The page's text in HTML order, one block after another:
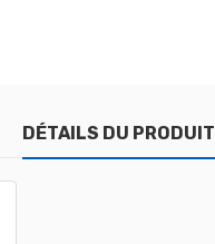
DÉTAILS DU PRODUIT